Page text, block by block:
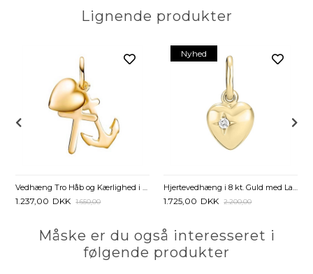
Lignende produkter
Vedhæng Tro Håb og Kærlighed i 8 kt. Guld
1.237,00 DKK 1.650,00
Nyhed
Hjertevedhæng i 8 kt. Guld med Lab-Grown Diamant - 0,015 ct.
1.725,00 DKK 2.200,00
Måske er du også interesseret i
følgende produkter